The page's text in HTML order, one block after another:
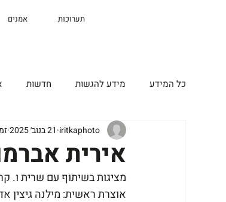
תערוכות אמנים
כל המידע מידע להגשות חדשות
אירית
iritkaphoto 21 בנוב׳ 2025
מציגות בשיתוף עם שרית ו.
אוצרת ראשית: מילנה גיצין